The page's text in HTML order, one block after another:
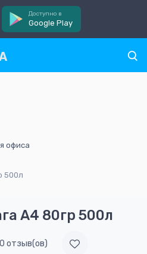
Доступно в
Google Play
офиса
500л
A4 80гр 500л
0 отзыв(ов)